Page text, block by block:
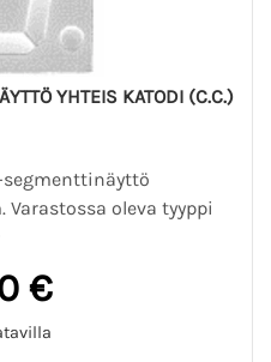
YHTEIS KATODI (C.C.)
segmenttinäyttö
Varastossa oleva tyyppi
€